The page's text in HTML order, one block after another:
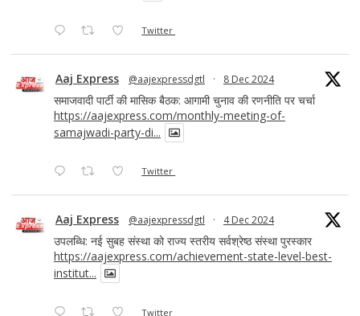
Twitter
Aaj Express @aajexpressdgtl · 8 Dec 2024
समाजवादी पार्टी की मासिक बैठक: आगामी चुनाव की रणनीति पर चर्चा
https://aajexpress.com/monthly-meeting-of-
samajwadi-party-di...
Twitter
Aaj Express @aajexpressdgtl · 4 Dec 2024
उपलब्धि: नई सुबह संस्था को राज्य स्तरीय सर्वश्रेष्ठ संस्था पुरस्कार
https://aajexpress.com/achievement-state-level-best-
institut...
Twitter